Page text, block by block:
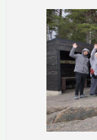
Young
Pathway
-
projekti
kokosi
ryhmän